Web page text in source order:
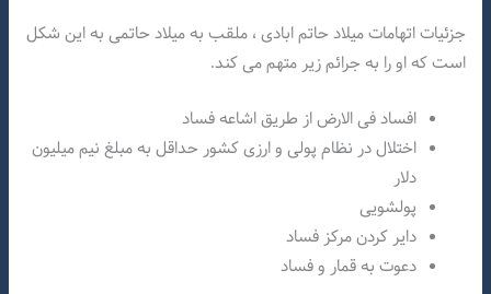
جزئیات اتهامات میلاد حاتم ابادی ، ملقب به میلاد حاتمی به این شکل
است که او را به جرائم زیر متهم می کند.
افساد فی الارض از طریق اشاعه فساد
اختلال در نظام پولی و ارزی کشور حداقل به مبلغ نیم میلیون
دلار
پولشویی
دایر کردن مرکز فساد
دعوت به قمار و فساد